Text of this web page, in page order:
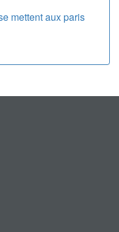
mettent aux paris